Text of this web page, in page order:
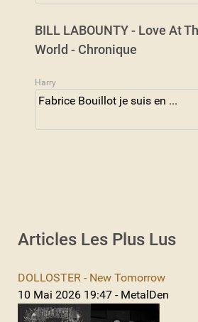
BILL LABOUNTY - Love At
World - Chronique
Harry
Fabrice Bouillot je suis en ...
Articles Les Plus Lus
DOLLOSTER - New Tomorrow
10 Mai 2026 19:47 - MetalDen